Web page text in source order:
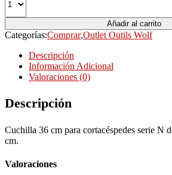
Añadir al carrito
Categorías:Comprar,Outlet Outils Wolf
Descripción
Información Adicional
Valoraciones (0)
Descripción
Cuchilla 36 cm para cortacéspedes serie
cm.
Valoraciones